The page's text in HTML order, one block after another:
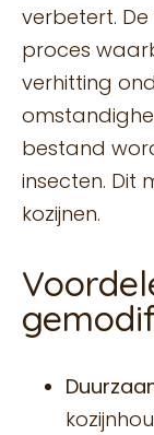
verbetert.
proces
verhitting
bestand
insecten. Dit
kozijnen.